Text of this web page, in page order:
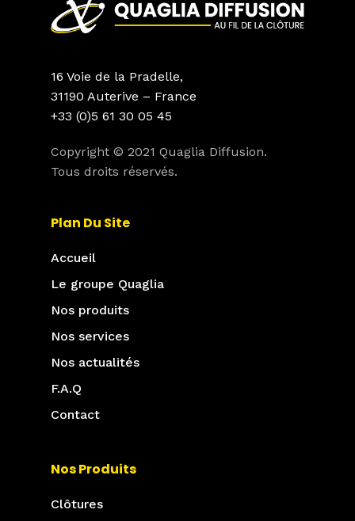
16 Voie de la Pradelle,
31190 Auterive – France
+33 (0)5 61 30 05 45
Copyright © 2021 Quaglia Diffusion.
Tous droits réservés.
Plan Du Site
Accueil
Le groupe Quaglia
Nos produits
Nos services
Nos actualités
F.A.Q
Contact
Nos Produits
Clôtures